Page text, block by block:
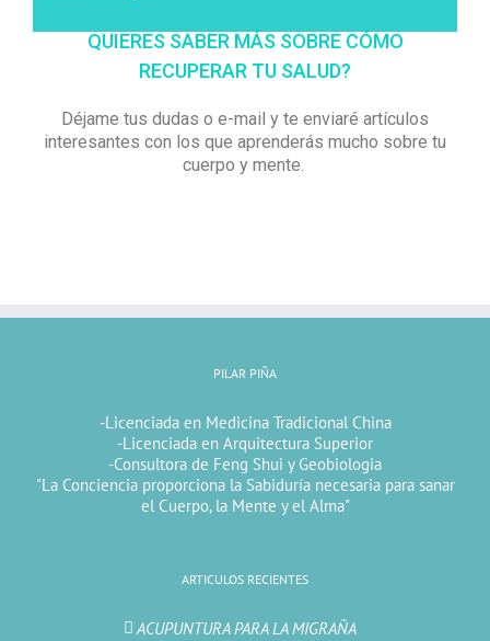
QUIERES SABER MÁS SOBRE CÓMO
RECUPERAR TU SALUD?
Déjame tus dudas o e-mail y te enviaré artículos
interesantes con los que aprenderás mucho sobre tu
cuerpo y mente.
PILAR PIÑA
-Licenciada en Medicina Tradicional China
-Licenciada en Arquitectura Superior
-Consultora de Feng Shui y Geobiologia
"La Conciencia proporciona la Sabiduría necesaria para sanar
el Cuerpo, la Mente y el Alma"
ARTICULOS RECIENTES
ACUPUNTURA PARA LA MIGRAÑA